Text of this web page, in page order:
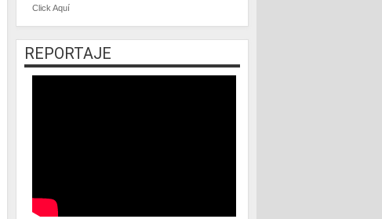
Click Aquí
REPORTAJE